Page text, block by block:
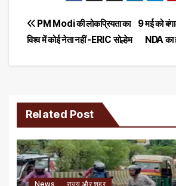
Post
navigation
9 मई को
NDA का
PM Modi की लोकप्रियता का
व‍िश्‍व में कोई नेता नहीं -ERIC सोल्हेम
Related Post
News राज्य और शहर